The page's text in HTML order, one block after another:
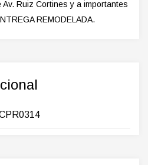
Ruiz Cortines y a importantes
REMODELADA.